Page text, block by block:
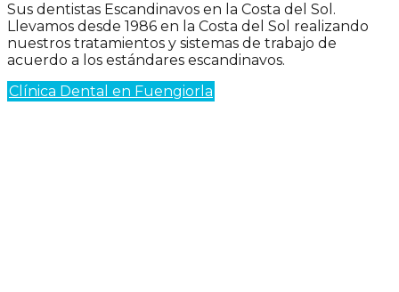
Sus dentistas Escandinavos en la Costa del Sol.
Llevamos desde 1986 en la Costa del Sol realizando
nuestros tratamientos y sistemas de trabajo de
acuerdo a los estándares escandinavos.
Clínica Dental en Fuengiorla